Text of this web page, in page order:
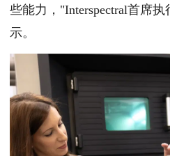
些能力，"Interspectral首席执
示。